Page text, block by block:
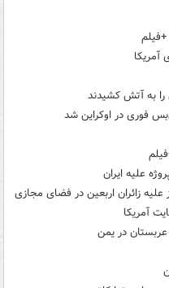
به آتش کشیدند
فوری در اوکراین شد
علیه ایران
زائران اربعین در فضای مجازی
آمریکا
در یمن